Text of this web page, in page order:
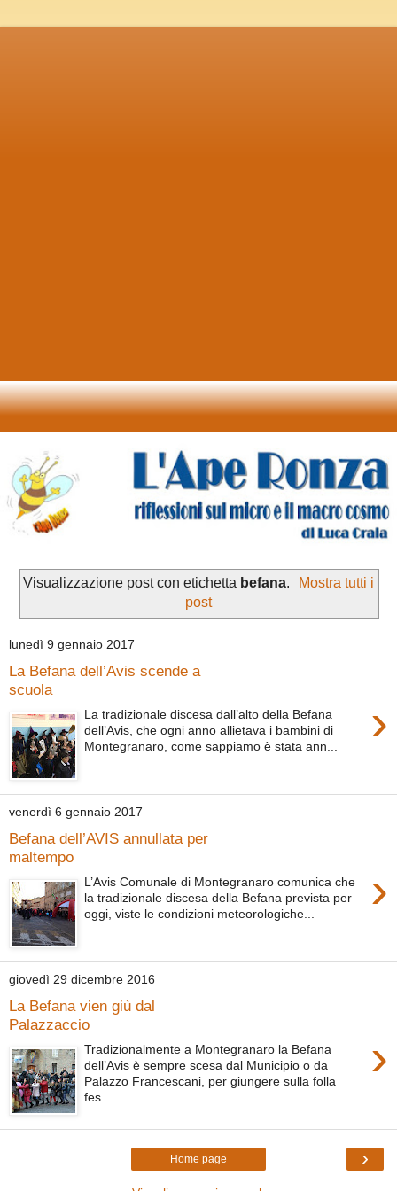
Visualizzazione post con etichetta befana.
Mostra tutti i
post
lunedì 9 gennaio 2017
La Befana dell’Avis scende a
scuola
›
La tradizionale discesa dall’alto della Befana
dell’Avis, che ogni anno allietava i bambini di
Montegranaro, come sappiamo è stata ann...
venerdì 6 gennaio 2017
Befana dell’AVIS annullata per
maltempo
›
L’Avis Comunale di Montegranaro comunica che
la tradizionale discesa della Befana prevista per
oggi, viste le condizioni meteorologiche...
giovedì 29 dicembre 2016
La Befana vien giù dal
Palazzaccio
›
Tradizionalmente a Montegranaro la Befana
dell’Avis è sempre scesa dal Municipio o da
Palazzo Francescani, per giungere sulla folla
fes...
›
Home page